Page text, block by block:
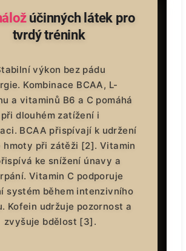
účinných látek pro
tvrdý trénink
výkon bez pádu
Kombinace BCAA, L-
a vitaminů B6 a C pomáhá
při dlouhém zatížení i
BCAA přispívají k udržení
hmoty při zátěži [2]. Vitamin
ke snížení únavy a
Vitamin C podporuje
systém během intenzivního
Kofein udržuje pozornost a
zvyšuje bdělost [3].